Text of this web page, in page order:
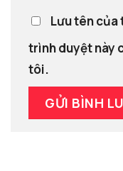
Lưu tên
trình duyệt này
tôi.